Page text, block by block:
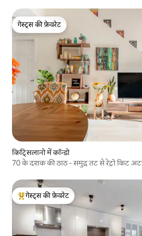
गेस्ट्स की फ़ेवरेट
गेस्ट्स की फ़ेवरेट
किट्सिलानो में कॉन्डो
70 के दशक की ठाठ - समुद्र तट से रेट्रो किट
गेस्ट्स का टॉप फ़ेवरेट
गेस्ट्स की फ़ेवरेट